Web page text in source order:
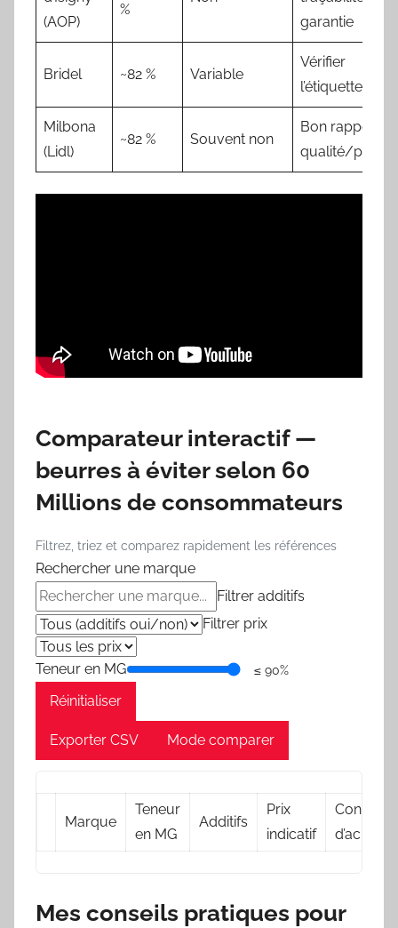
(AOP)
%
garantie
Bridel ~82 % Variable
Vérifier
l’étiquette
Milbona
(Lidl)
~82 % Souvent non
Bon rapport
qualité/prix
Comparateur interactif —
beurres à éviter selon 60
Millions de consommateurs
Filtrez, triez et comparez rapidement les références
Rechercher une marque
Filtrer additifs
Filtrer prix
Teneur en MG ≤ 90%
Réinitialiser
Exporter CSV Mode comparer
Sélection
Marque
Teneur
en MG
Additifs
Prix
indicatif
Conseil
d’achat
Mes conseils pratiques pour